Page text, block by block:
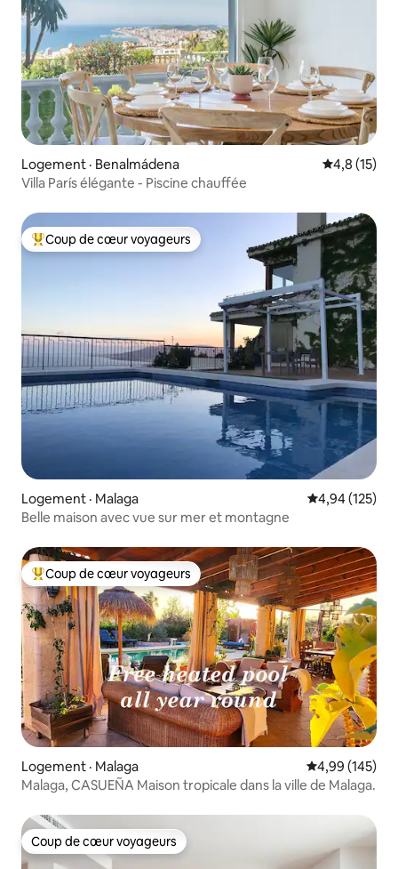
Logement · Benalmádena Note
4,8 (15)
Villa París élégante - Piscine chauffée
Coup de cœur voyageurs parmi les plus aimés
Coup de cœur voyageurs
Logement · Malaga Note
4,94 (125)
Belle maison avec vue sur mer et montagne
Coup de cœur voyageurs parmi les plus aimés
Coup de cœur voyageurs
Logement · Malaga Note
4,99 (145)
Malaga, CASUEÑA Maison tropicale dans la ville de Malaga.
Coup de cœur voyageurs
Coup de cœur voyageurs